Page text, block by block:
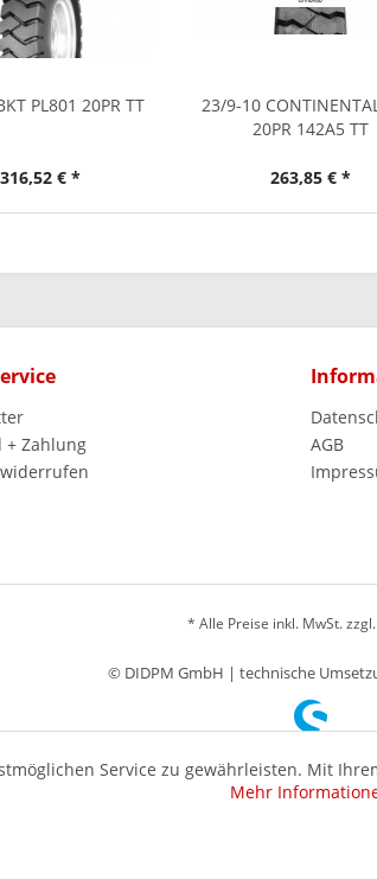
PL801 20PR TT
316,52 € *
23/9-10
20PR 142A5 TT
263,85 € *
+ Zahlung
AGB
* Alle Preise inkl. MwSt. zzgl.
© DIDPM GmbH | technische
Service zu gewährleisten. Mit
Mehr